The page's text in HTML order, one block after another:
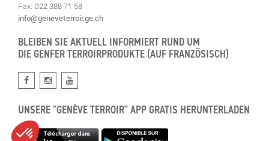
Fax: 022 388 71 58
info@geneveterroir.ge.ch
BLEIBEN SIE AKTUELL INFORMIERT RUND UM
DIE GENFER TERROIRPRODUKTE (AUF FRANZÖSISCH)
UNSERE "GENÈVE TERROIR" APP GRATIS HERUNTERLADEN